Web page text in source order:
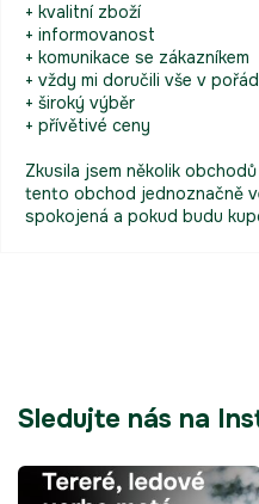
+ kvalitní zboží
+ informovanost
+ komunikace se zákazníkem
+ vždy mi doručili vše v
+ široký výběr
+ přívětivé ceny
Zkusila jsem několik
tento obchod jednoznačně
spokojená a pokud budu
Sledujte nás na